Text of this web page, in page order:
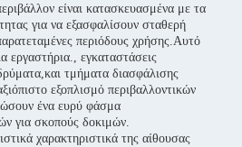
είναι κατασκευασμένα με τα
για να εξασφαλίσουν σταθερή
περιόδους χρήσης.Αυτό
εργαστήρια., εγκαταστάσεις
τμήματα διασφάλισης
εξοπλισμό περιβαλλοντικών
ένα ευρύ φάσμα
για σκοπούς δοκιμών.
χαρακτηριστικά της αίθουσας